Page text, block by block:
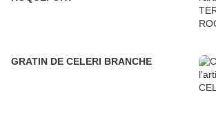
GRATIN DE CELERI BRANCHE